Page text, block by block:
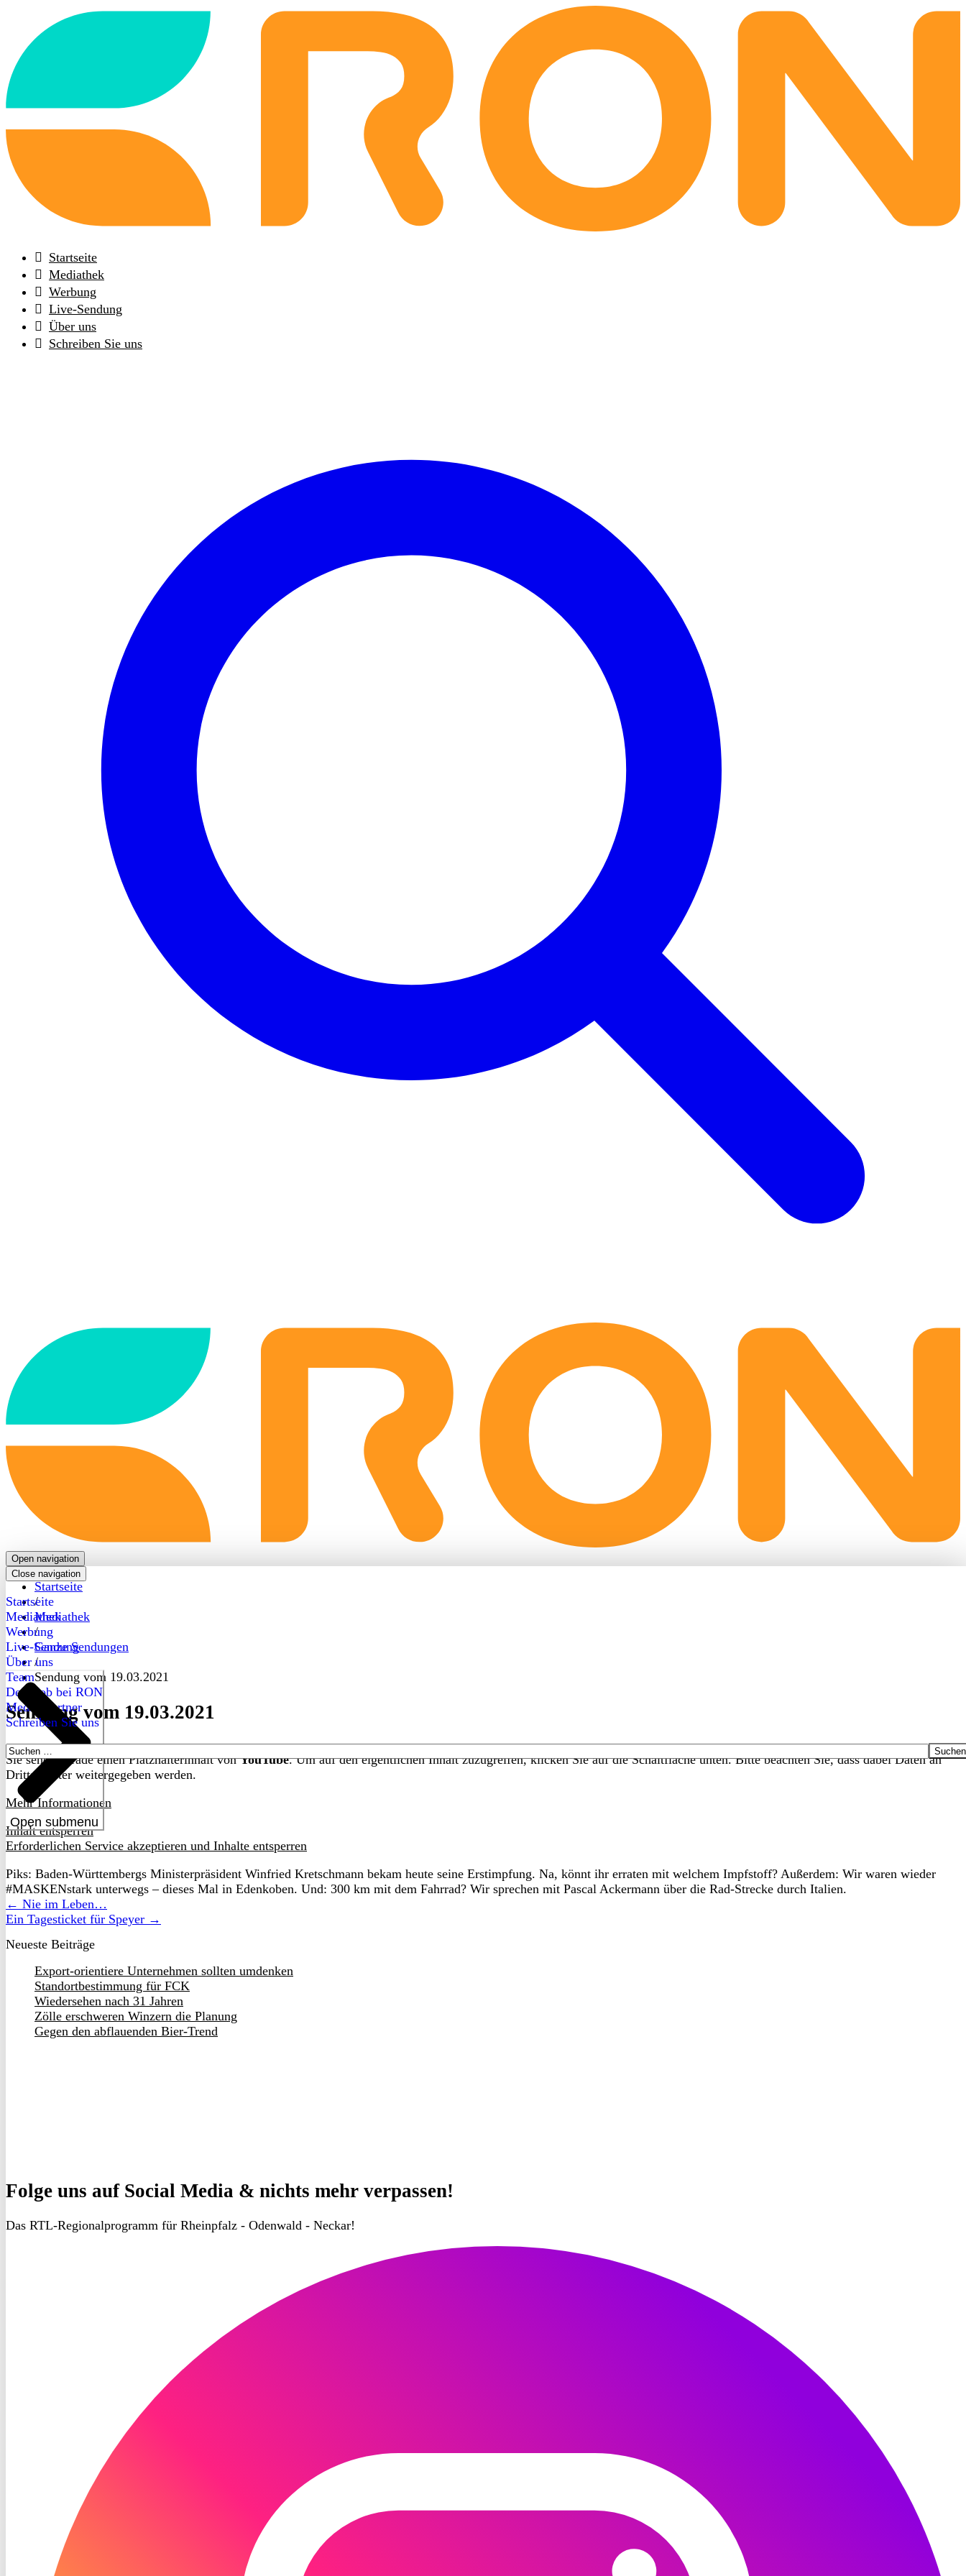
frontpage
Startseite
Mediathek
Werbung
Live-Sendung
Über uns
Schreiben Sie uns
frontpage
Open navigation
Close navigation
Startseite
Mediathek
Werbung
Live-Sendung
Über uns
Open submenu
Team
Dein Job bei RON
Medienpartner
Schreiben Sie uns
Suchen
nach:
Startseite
/
Mediathek
/
Ganze Sendungen
/
Sendung vom 19.03.2021
Sendung vom 19.03.2021
Sie sehen gerade einen Platzhalterinhalt vonYouTube. Um auf den eigentlichen Inhalt zuzugreifen, klicken Sie auf die Schaltfläche unten. Bitte beachten Sie, dass dabei Daten an
Drittanbieter weitergegeben werden.
Mehr Informationen
Inhalt entsperren
Erforderlichen Service akzeptieren und Inhalte entsperren
Piks: Baden-Württembergs Ministerpräsident Winfried Kretschmann bekam heute seine Erstimpfung. Na, könnt ihr erraten mit welchem Impfstoff? Außerdem: Wir waren wieder
#MASKENstark unterwegs – dieses Mal in Edenkoben. Und: 300 km mit dem Fahrrad? Wir sprechen mit Pascal Ackermann über die Rad-Strecke durch Italien.
← Nie im Leben…
Ein Tagesticket für Speyer →
Neueste Beiträge
Export-orientiere Unternehmen sollten umdenken
Standortbestimmung für FCK
Wiedersehen nach 31 Jahren
Zölle erschweren Winzern die Planung
Gegen den abflauenden Bier-Trend
Folge uns auf Social Media & nichts mehr verpassen!
Das RTL-Regionalprogramm für Rheinpfalz - Odenwald - Neckar!